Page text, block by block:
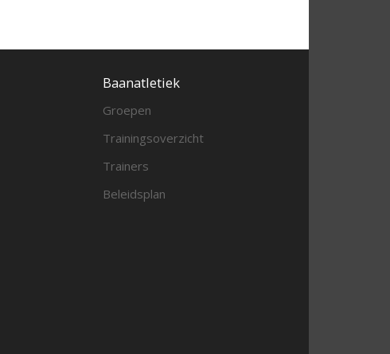
Baanatletiek
Groepen
Trainingsoverzicht
Trainers
Beleidsplan